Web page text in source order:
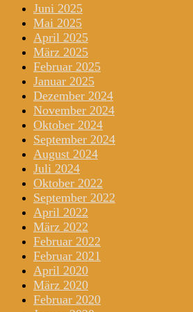
Juni 2025
Mai 2025
April 2025
März 2025
Februar 2025
Januar 2025
Dezember 2024
November 2024
Oktober 2024
September 2024
August 2024
Juli 2024
Oktober 2022
September 2022
April 2022
März 2022
Februar 2022
Februar 2021
April 2020
März 2020
Februar 2020